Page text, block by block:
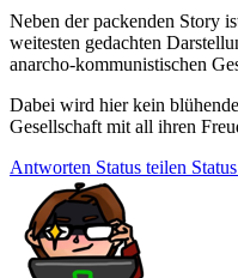
Neben der packenden Story
weitesten gedachten
anarcho-kommunistischen
Dabei wird hier kein
Gesellschaft mit all ihren
Antworten Status teilen